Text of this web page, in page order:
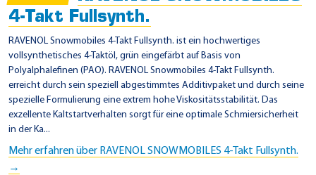
a
r
d
i
e
r
4-Takt Fullsynth.
RAVENOL Snowmobiles 4-Takt Fullsynth. ist ein hochwertiges
vollsynthetisches 4-Taktöl, grün eingefärbt auf Basis von
Polyalphalefinen (PAO). RAVENOL Snowmobiles 4-Takt Fullsynth.
erreicht durch sein speziell abgestimmtes Additivpaket und durch seine
spezielle Formulierung eine extrem hohe Viskositätsstabilität. Das
exzellente Kaltstartverhalten sorgt für eine optimale Schmiersicherheit
in der Ka...
Mehr erfahren über RAVENOL SNOWMOBILES 4-Takt Fullsynth.
→